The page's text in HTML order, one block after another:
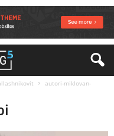
autori-miklovan-